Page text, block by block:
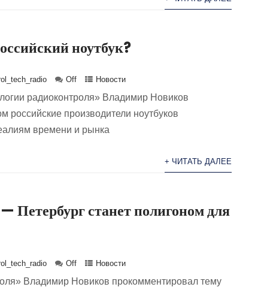
ноутбук?
Off Новости
радиоконтроля» Владимир Новиков
российские производители ноутбуков
времени и рынка
+ ЧИТАТЬ ДАЛЕЕ
Петербург станет полигоном для
Off Новости
Владимир Новиков прокомментировал тему